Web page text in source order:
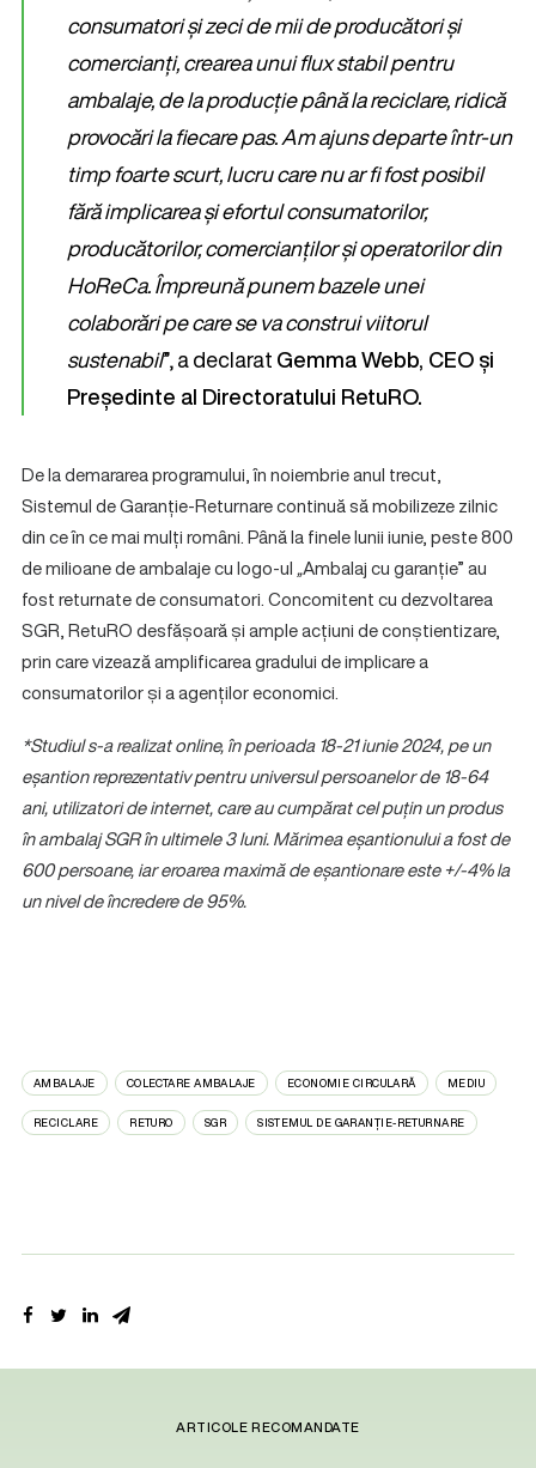
consumatori și zeci de mii de producători și
comercianți, crearea unui flux stabil pentru
ambalaje, de la producție până la reciclare, ridică
provocări la fiecare pas. Am ajuns departe într-un
timp foarte scurt, lucru care nu ar fi fost posibil
fără implicarea și efortul consumatorilor,
producătorilor, comercianților și operatorilor din
HoReCa.Împreună punem bazele unei
colaborări pe care se va construi viitorul
sustenabil”, a declaratGemma Webb, CEO și
Președinte al Directoratului RetuRO.
De la demararea programului, în noiembrie anul trecut,
Sistemul de Garanție-Returnare continuă să mobilizeze zilnic
din ce în ce mai mulți români. Până la finele lunii iunie, peste 800
de milioane de ambalaje cu logo-ul„Ambalaj cu garanție” au
fost returnate de consumatori. Concomitent cu dezvoltarea
SGR, RetuRO desfășoară și ample acțiuni de conștientizare,
prin care vizează amplificarea gradului de implicare a
consumatorilor și a agenților economici.
*Studiul s-a realizat online, în perioada 18-21 iunie 2024, pe un
eșantion reprezentativ pentru universul persoanelor de 18-64
ani, utilizatori de internet, care au cumpărat cel puțin un produs
în ambalaj SGR în ultimele 3 luni. Mărimea eșantionului a fost de
600 persoane, iar eroarea maximă de eșantionare este +/-4% la
un nivel de încredere de 95%.
AMBALAJE COLECTARE AMBALAJE ECONOMIE CIRCULARĂ MEDIU
RECICLARE RETURO SGR SISTEMUL DE GARANȚIE-RETURNARE
ARTICOLE RECOMANDATE